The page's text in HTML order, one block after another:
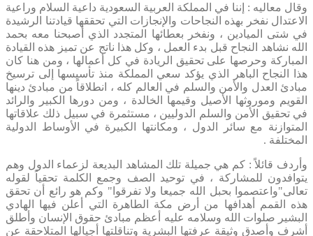
وقال معاليه : إننا في المملكة العربية السعودية داعية السلام وراعية
الاعتدال نفخر بهذه النجاحات والإنجازات التي تحققها قيادتنا الرشيدة
في شتى الميادين ، ونفخر بعطائها المتجدد الذي أصبحنا معه بحمد
الله نشاهد النجاح قبل بدء العمل ، وكل هذا ناتج عن تميز هذه القيادة
المباركة وحرصها على تحقيق الريادة في كل أعمالها ، ومن هنا كان
هذا النجاح الباهر الذي يؤكد سعي المملكة منذ تأسيسها إلى ترسيخ
مبادئ العدل والأمن والسلم في العالم كله ، انطلاقاً من مبادئ دينها
القويم وموروثها الأصيل وقيمها الخالدة ، ومن دورها الكبير والرائد
في تحقيق الأمن والسلم الدوليين ، مستثمرة في سبيل ذلك علاقاتها
المتوازنة مع سائر الدول ، ومكانتها الكبيرة في الأوساط الدولية
المختلفة .
وأردف قائلاً : كم هي جميلة تلك المشاهد البديعة لزعماء الدول وهم
يتوافدون للمشاركة ، في توحيد الصف وجمع الكلمة تحقياً لقوله
تعالى"واعتصموا بحبل الله جميعا ولا تفرقوا" وكم هو رائع أن تحقق
هذه القمم أهدافها من أرض مكة الطاهرة التي أعلن فيها الهادي
البشير صلوات الله وسلامه عليه أعظم مبادئ حقوق الإنسان وأطلق
أشرف وأصدق وثيقة عرفتها البشرية وتناقلتها أجيالها المتلاحقة عن